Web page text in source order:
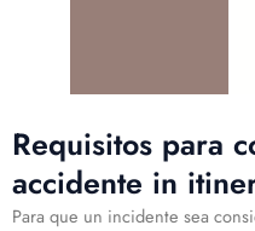
Requisitos para
accidente in
Para que un incidente sea